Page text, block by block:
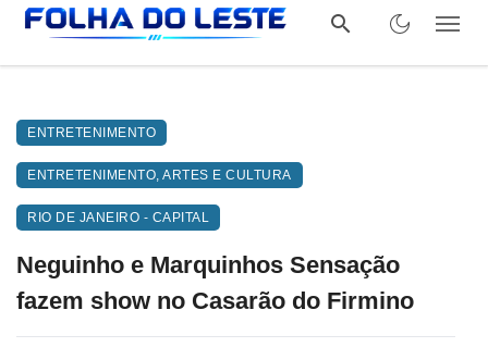
ENTRETENIMENTO
ENTRETENIMENTO, ARTES E CULTURA
RIO DE JANEIRO - CAPITAL
Neguinho e Marquinhos Sensação
fazem show no Casarão do Firmino